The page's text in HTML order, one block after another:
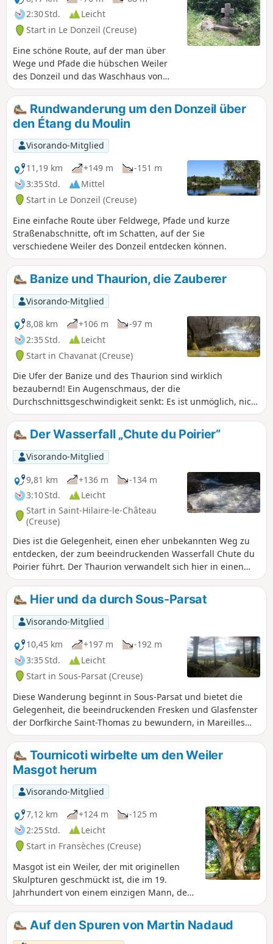
2:30 Std.
Leicht
Start in Le Donzeil (Creuse)
Eine schöne Route, auf der man über
Wege und Pfade die hübschen Weiler
des Donzeil und das Waschhaus von
Champagne entdecken kann.
Rundwanderung um den Donzeil über
den Étang du Moulin
Visorando-Mitglied
11,19 km
+149 m
-151 m
3:35 Std.
Mittel
Start in Le Donzeil (Creuse)
Eine einfache Route über Feldwege, Pfade und kurze
Straßenabschnitte, oft im Schatten, auf der Sie
verschiedene Weiler des Donzeil entdecken können.
Banize und Thaurion, die Zauberer
Visorando-Mitglied
8,08 km
+106 m
-97 m
2:35 Std.
Leicht
Start in Chavanat (Creuse)
Die Ufer der Banize und des Thaurion sind wirklich
bezaubernd! Ein Augenschmaus, der die
Durchschnittsgeschwindigkeit senkt: Es ist unmöglich, nicht
immer wieder anzuhalten, um den Lauf dieser beiden
Flüsse, die balancierenden Granitblöcke oder den kleinen
Wasserfall zu bewundern, der sich wie ein großer
Wasserfall gibt.
Der Wasserfall „Chute du Poirier”
Visorando-Mitglied
9,81 km
+136 m
-134 m
3:10 Std.
Leicht
Start in Saint-Hilaire-le-Château
(Creuse)
Dies ist die Gelegenheit, einen eher unbekannten Weg zu
entdecken, der zum beeindruckenden Wasserfall Chute du
Poirier führt. Der Thaurion verwandelt sich hier in einen
sprudelnden Fluss, der über große Granitblöcke fließt. Auf
diesem Spaziergang überqueren Sie zwei Stege über den
Thaurion, kommen an zwei Zwillingsseen vorbei, wandern
auf Wegen durch Wälder und Unterholz oder spazieren
über Wiesen.
Hier und da durch Sous-Parsat
Visorando-Mitglied
10,45 km
+197 m
-192 m
3:35 Std.
Leicht
Start in Sous-Parsat (Creuse)
Diese Wanderung beginnt in Sous-Parsat und bietet die
Gelegenheit, die beeindruckenden Fresken und Glasfenster
der Dorfkirche Saint-Thomas zu bewundern, in Mareilles
vor dem „zylindrischen” Brunnen mit seinem hübschen
Becken Halt zu machen und durch Unterholz oder
Heckenlandschaften zu wandern.
Tournicoti wirbelte um den Weiler
Masgot herum
Visorando-Mitglied
7,12 km
+124 m
-125 m
2:25 Std.
Leicht
Start in Fransèches (Creuse)
Masgot ist ein Weiler, der mit originellen
Skulpturen geschmückt ist, die im 19.
Jahrhundert von einem einzigen Mann, dem
Steinmetz François Michaud, geschaffen
wurden, aber es ist auch ein Weiler, der von
Wanderwegen und Pfaden im Unterholz
Auf den Spuren von Martin Nadaud